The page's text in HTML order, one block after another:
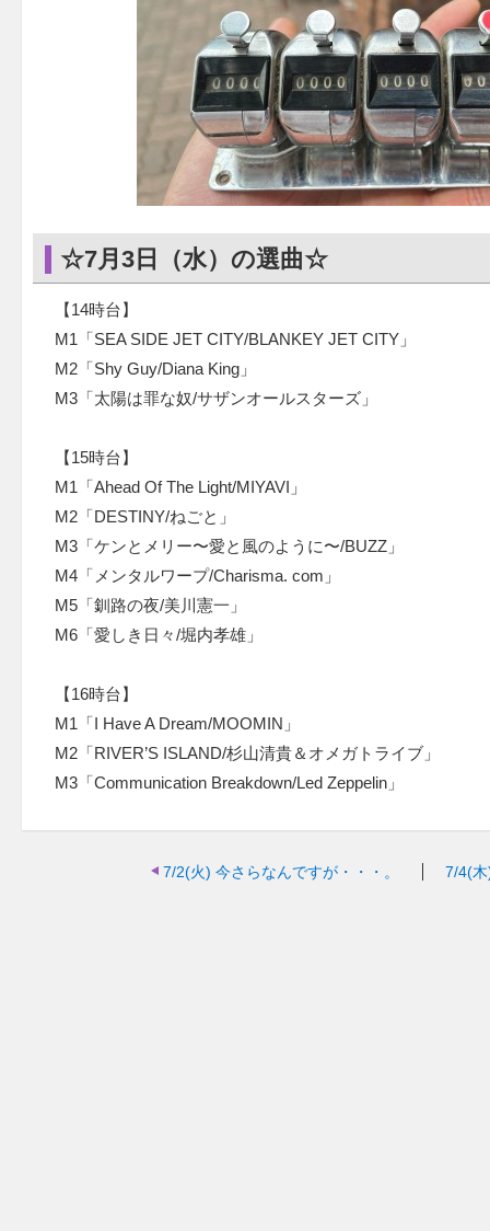
☆7月3日（水）の選曲☆
【14時台】
M1「SEA SIDE JET CITY/BLANKEY JET CITY」
M2「Shy Guy/Diana King」
M3「太陽は罪な奴/サザンオールスターズ」
【15時台】
M1「Ahead Of The Light/MIYAVI」
M2「DESTINY/ねごと」
M3「ケンとメリー〜愛と風のように〜/BUZZ」
M4「メンタルワープ/Charisma. com」
M5「釧路の夜/美川憲一」
M6「愛しき日々/堀内孝雄」
【16時台】
M1「I Have A Dream/MOOMIN」
M2「RIVER’S ISLAND/杉山清貴＆オメガトライブ」
M3「Communication Breakdown/Led Zeppelin」
7/2(火) 今さらなんですが・・・。 7/4(